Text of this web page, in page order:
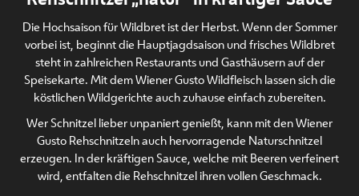
Die Hochsaison für Wildbret ist der Herbst. Wenn der Sommer
vorbei ist, beginnt die Hauptjagdsaison und frisches Wildbret
steht in zahlreichen Restaurants und Gasthäusern auf der
Speisekarte. Mit dem Wiener Gusto Wildfleisch lassen sich die
köstlichen Wildgerichte auch zuhause einfach zubereiten.
Wer Schnitzel lieber unpaniert genießt, kann mit den Wiener
Gusto Rehschnitzeln auch hervorragende Naturschnitzel
erzeugen. In der kräftigen Sauce, welche mit Beeren verfeinert
wird, entfalten die Rehschnitzel ihren vollen Geschmack.